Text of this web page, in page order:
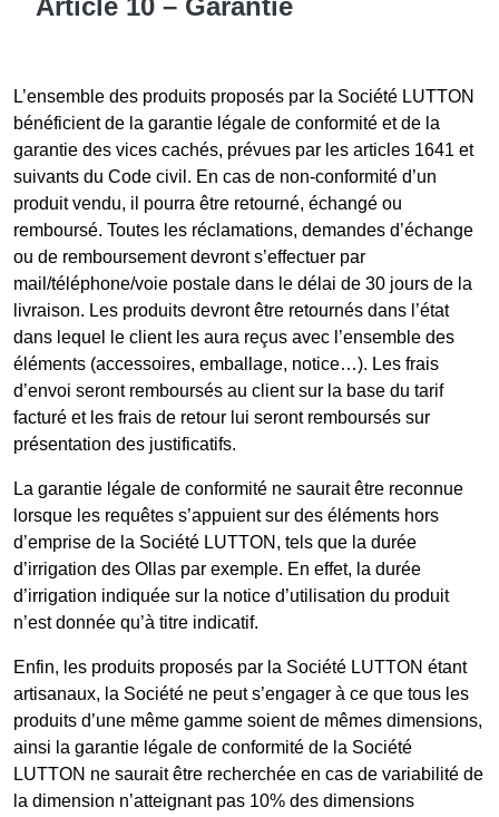
Article 10 – Garantie
L’ensemble des produits proposés par la Société LUTTON
bénéficient de la garantie légale de conformité et de la
garantie des vices cachés, prévues par les articles 1641 et
suivants du Code civil. En cas de non-conformité d’un
produit vendu, il pourra être retourné, échangé ou
remboursé. Toutes les réclamations, demandes d’échange
ou de remboursement devront s’effectuer par
mail/téléphone/voie postale dans le délai de 30 jours de la
livraison. Les produits devront être retournés dans l’état
dans lequel le client les aura reçus avec l’ensemble des
éléments (accessoires, emballage, notice…). Les frais
d’envoi seront remboursés au client sur la base du tarif
facturé et les frais de retour lui seront remboursés sur
présentation des justificatifs.
La garantie légale de conformité ne saurait être reconnue
lorsque les requêtes s’appuient sur des éléments hors
d’emprise de la Société LUTTON, tels que la durée
d’irrigation des Ollas par exemple. En effet, la durée
d’irrigation indiquée sur la notice d’utilisation du produit
n’est donnée qu’à titre indicatif.
Enfin, les produits proposés par la Société LUTTON étant
artisanaux, la Société ne peut s’engager à ce que tous les
produits d’une même gamme soient de mêmes dimensions,
ainsi la garantie légale de conformité de la Société
LUTTON ne saurait être recherchée en cas de variabilité de
la dimension n’atteignant pas 10% des dimensions